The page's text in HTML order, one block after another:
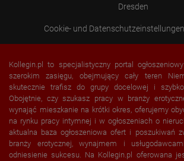
Dresden
Cookie- und
Kollegin.pl to specjalistyczny portal
szerokim zasięgu, obejmujący cały teren
skutecznie trafisz do grupy docelowej i
Obojętnie, czy szukasz pracy w branży
wynająć mieszkanie na krótki okres, oferujemy
na rynku pracy intymnej i w ogłoszeniach o
aktualna baza ogłoszeniowa ofert i poszukiwań
branży erotycznej, wynajmem i
odniesienie sukcesu. Na Kollegin.pl oferowana